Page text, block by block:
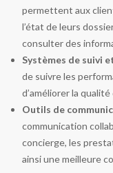
permettent aux
l’état de leurs
consulter des
Systèmes de suivi
de suivre les
d’améliorer la
Outils de
communication
concierge, les
ainsi une meilleure